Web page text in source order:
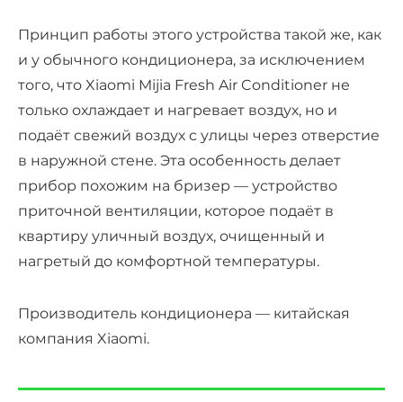
Принцип работы этого устройства такой же, как
и у обычного кондиционера, за исключением
того, что Xiaomi Mijia Fresh Air Conditioner не
только охлаждает и нагревает воздух, но и
подаёт свежий воздух с улицы через отверстие
в наружной стене. Эта особенность делает
прибор похожим на бризер — устройство
приточной вентиляции, которое подаёт в
квартиру уличный воздух, очищенный и
нагретый до комфортной температуры.
Производитель кондиционера — китайская
компания Xiaomi.